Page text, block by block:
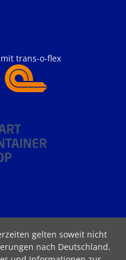
trans-o-flex
gelten soweit nicht
nach Deutschland.